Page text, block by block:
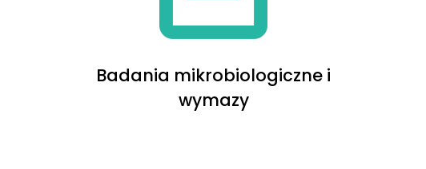
Badania mikrobiologiczne i
wymazy